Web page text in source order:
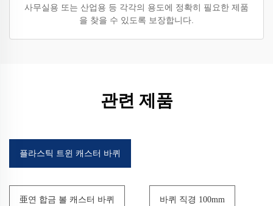
사무실용 또는 산업용 등 각각의 용도에 정확히 필요한 제품
을 찾을 수 있도록 보장합니다.
관련 제품
플라스틱 트윈 캐스터 바퀴
亜연 합금 볼 캐스터 바퀴 바퀴 직경 100mm